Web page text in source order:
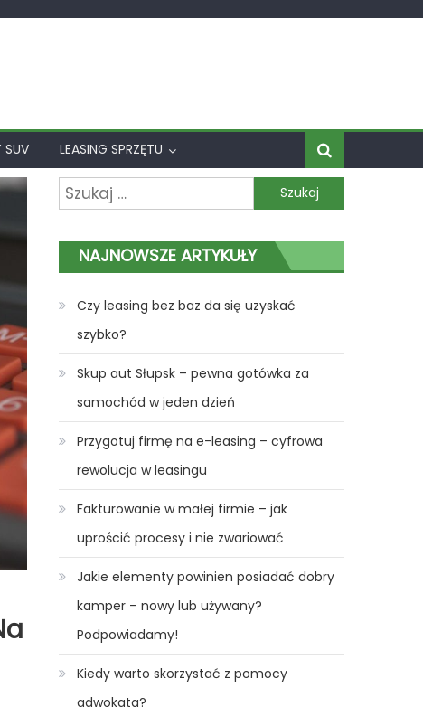
SUV LEASING SPRZĘTU
Szukaj:
NAJNOWSZE ARTYKUŁY
Czy leasing bez baz da się uzyskać
szybko?
Skup aut Słupsk – pewna gotówka za
samochód w jeden dzień
Przygotuj firmę na e-leasing – cyfrowa
rewolucja w leasingu
Fakturowanie w małej firmie – jak
uprościć procesy i nie zwariować
Jakie elementy powinien posiadać dobry
kamper – nowy lub używany?
Podpowiadamy!
Kiedy warto skorzystać z pomocy
adwokata?